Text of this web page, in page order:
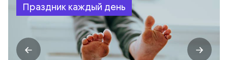
Праздник каждый день